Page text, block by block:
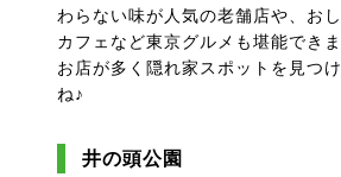
わらない味が人気の老舗店や、お
カフェなど東京グルメも堪能でき
お店が多く隠れ家スポットを見つ
ね♪
井の頭公園